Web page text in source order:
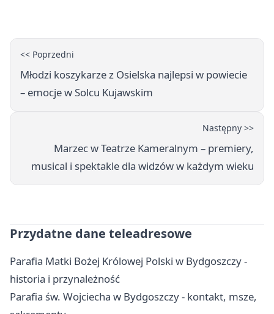
<< Poprzedni
Młodzi koszykarze z Osielska najlepsi w powiecie
– emocje w Solcu Kujawskim
Następny >>
Marzec w Teatrze Kameralnym – premiery,
musical i spektakle dla widzów w każdym wieku
Przydatne dane teleadresowe
Parafia Matki Bożej Królowej Polski w Bydgoszczy -
historia i przynależność
Parafia św. Wojciecha w Bydgoszczy - kontakt, msze,